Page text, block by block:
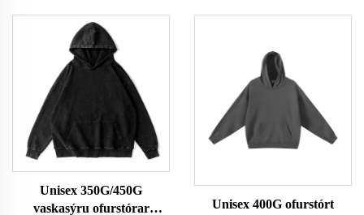
Unisex 350G/450G
vaskasýru ofurstórar
Unisex 400G ofurstórt